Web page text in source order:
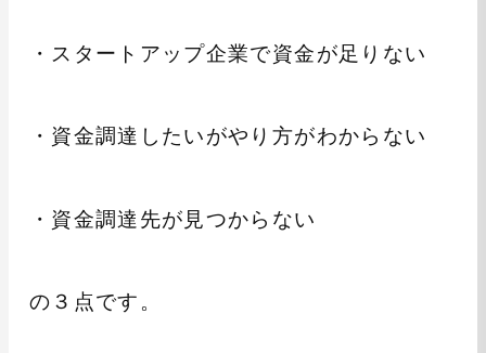
・スタートアップ企業で資金が足りない
・資金調達したいがやり方がわからない
・資金調達先が見つからない
の３点です。